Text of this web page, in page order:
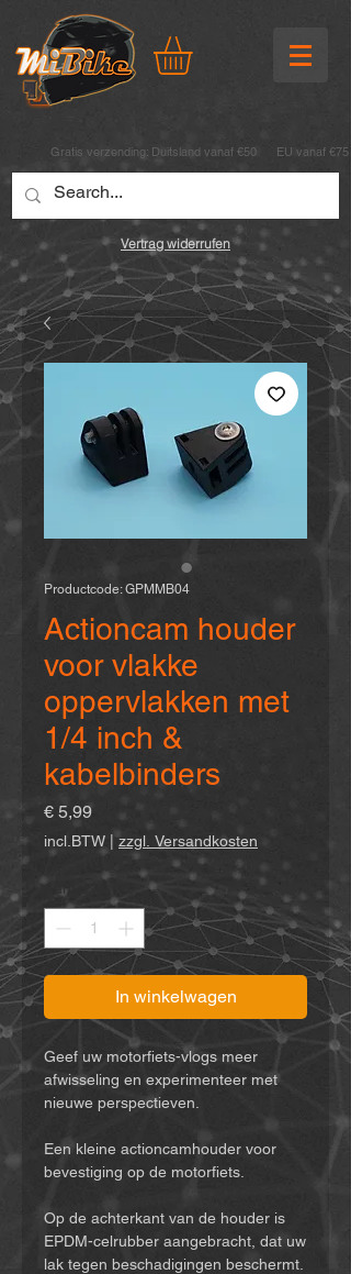
Gratis verzending: Duitsland vanaf €50 EU vanaf €75
Vertrag widerrufen
Productcode: GPMMB04
Actioncam houder
voor vlakke
oppervlakken met
1/4 inch &
kabelbinders
€ 5,99Prijs
incl.BTW |zzgl. Versandkosten
Aantal
In winkelwagen
Geef uw motorfiets-vlogs meer
afwisseling en experimenteer met
nieuwe perspectieven.
Een kleine actioncamhouder voor
bevestiging op de motorfiets.
Op de achterkant van de houder is
EPDM-celrubber aangebracht, dat uw
lak tegen beschadigingen beschermt.